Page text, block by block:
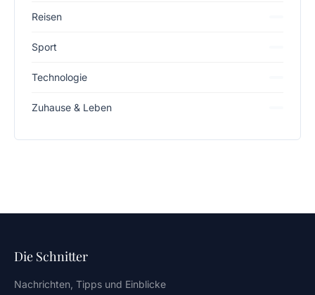
Reisen
Sport
Technologie
Zuhause & Leben
Die Schnitter
Nachrichten, Tipps und Einblicke